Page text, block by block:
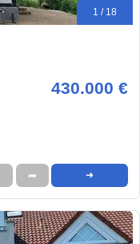
1 / 18
430.000 €
➦ ➜